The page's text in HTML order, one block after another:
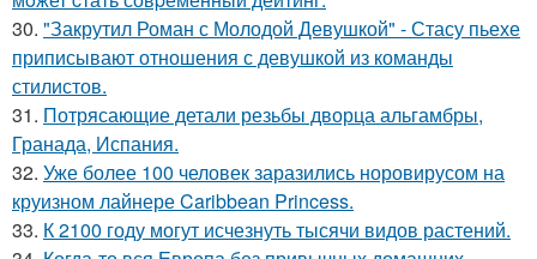
30. "Закрутил Роман с Молодой Девушкой" - Стасу пьехе
приписывают отношения с девушкой из команды
стилистов.
31. Потрясающие детали резьбы дворца альгамбры,
Гранада, Испания.
32. Уже более 100 человек заразились норовирусом на
круизном лайнере Caribbean Princess.
33. К 2100 году могут исчезнуть тысячи видов растений.